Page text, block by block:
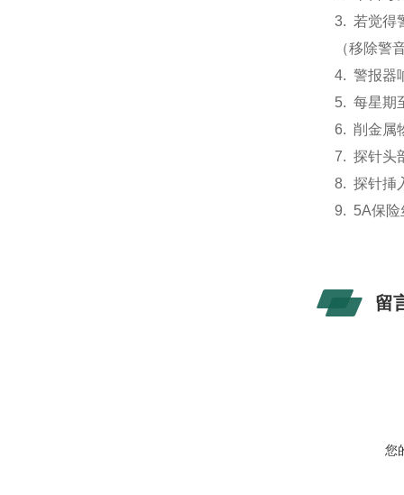
3. 若觉得
（移除警
4. 警报器
5. 每星期
6. 削金属
7. 探针头
8. 探针挿
9. 5A保险
留
您